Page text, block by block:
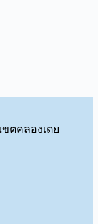
ตคลองเตย